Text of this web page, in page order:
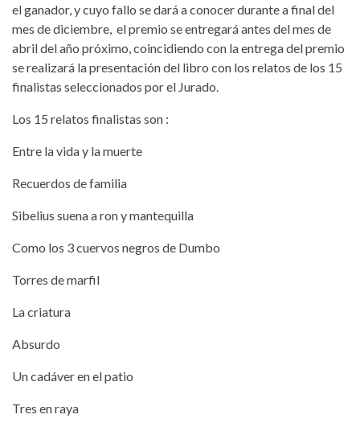
el ganador, y cuyo fallo se dará a conocer durante a final del
mes de diciembre, el premio se entregará antes del mes de
abril del año próximo, coincidiendo con la entrega del premio
se realizará la presentación del libro con los relatos de los 15
finalistas seleccionados por el Jurado.
Los 15 relatos finalistas son :
Entre la vida y la muerte
Recuerdos de familia
Sibelius suena a ron y mantequilla
Como los 3 cuervos negros de Dumbo
Torres de marfil
La criatura
Absurdo
Un cadáver en el patio
Tres en raya